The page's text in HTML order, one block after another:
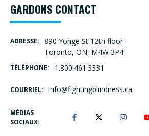
GARDONS CONTACT
ADRESSE:
890 Yonge St 12th floor
Toronto, ON, M4W 3P4
TÉLÉPHONE: 1.800.461.3331
COURRIEL: info@fightingblindness.ca
MÉDIAS
SOCIAUX: